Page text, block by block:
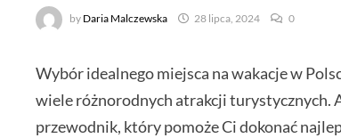
by Daria Malczewska 28 lipca, 2024 0
Wybór idealnego miejsca na wakacje w
wiele różnorodnych atrakcji turystycznych.
przewodnik, który pomoże Ci dokonać